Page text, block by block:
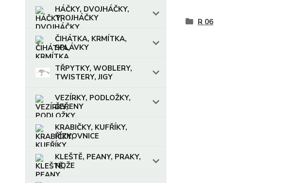
HÁČKY, DVOJHÁČKY,
TROJHÁČKY
ČIHÁTKA, KRMÍTKA,
SPLÁVKY
TŘPYTKY, WOBLERY,
TWISTERY, JIGY
VEZÍRKY, PODLOŽKY,
ČEŘENY
KRABIČKY, KUFŘÍKY,
ŘÍZKOVNICE
KLEŠTĚ, PEANY, PRAKY,
NOŽE
R 06